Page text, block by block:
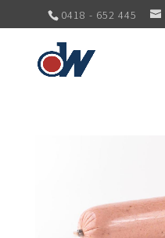
0418 - 652 445